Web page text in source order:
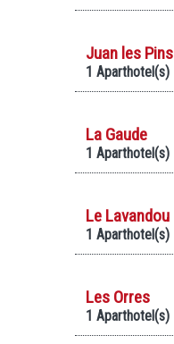
Juan les Pins
1 Aparthotel(s)
La Gaude
1 Aparthotel(s)
Le Lavandou
1 Aparthotel(s)
Les Orres
1 Aparthotel(s)